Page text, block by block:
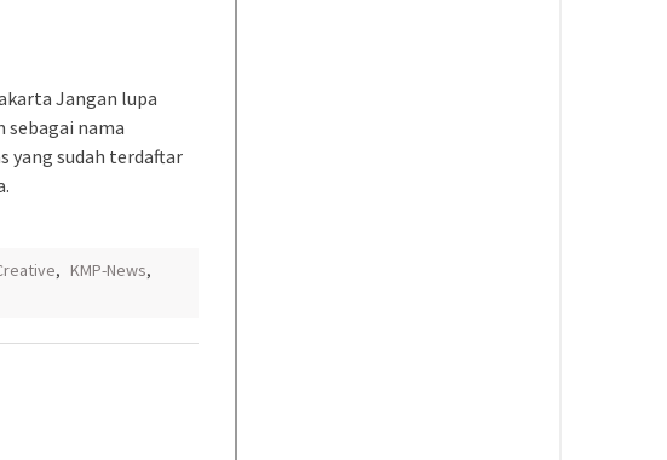
Jangan lupa
sebagai nama
yang sudah terdaftar
, KMP-News,